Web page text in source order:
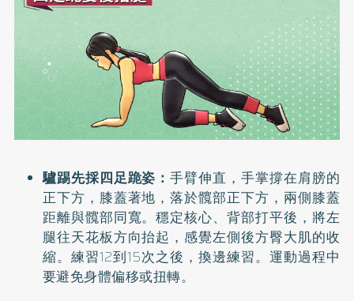
驢踢先採四足跪姿：手臂伸直，手掌撐在肩膀的
正下方，膝蓋著地，落於髖部正下方，兩側膝蓋
距離與髖部同寬。穩定核心、背部打平後，將左
腿往天花板方向抬起，感覺左側後方臀大肌的收
縮。練習12到15次之後，換邊練習。運動過程中
要避免身體偏移或扭轉。